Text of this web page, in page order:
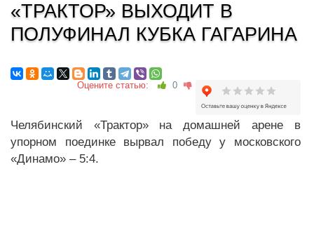
«ТРАКТОР» ВЫХОДИТ В
ПОЛУФИНАЛ КУБКА ГАГАРИНА
Оцените статью: 0
Челябинский «Трактор» на домашней арене в
упорном поединке вырвал победу у московского
«Динамо» – 5:4.